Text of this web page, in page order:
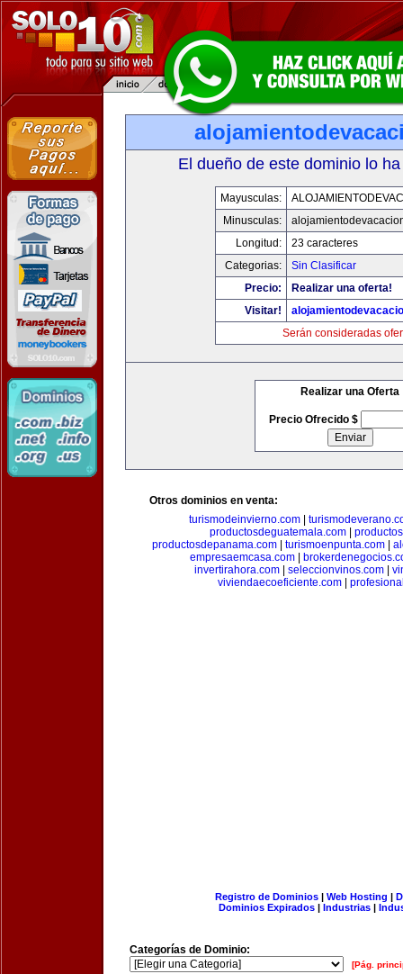
El dueño de este dominio lo
Mayusculas:
Minusculas:
Longitud:
23 caracteres
Categorias:
Sin Clasificar
Precio:
Realizar una oferta!
Visitar!
Serán consideradas
Realizar una Oferta
Precio Ofrecido $
Otros dominios en venta:
turismodeinvierno.com
productosdeguatemala.com|
productosdepanama.com
turismoenpunta.com
empresaemcasa.com
invertirahora.com| seleccionvinos.com|
viviendaecoeficiente.com
Registro de Dominios| Web Hosting |
Dominios Expirados | Industrias |
Categorías de Dominio:
[Pág.